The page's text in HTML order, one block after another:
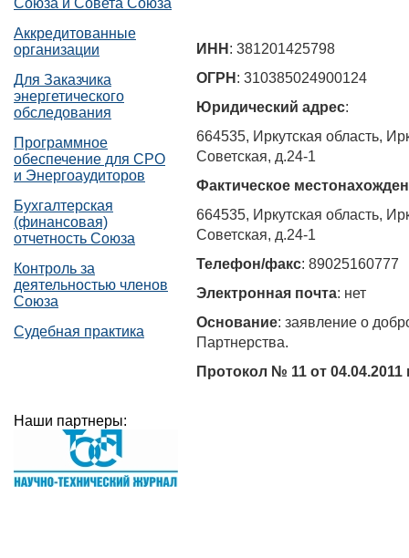
Союза и Совета Союза
Аккредитованные
организации
Для Заказчика
энергетического
обследования
Программное
обеспечение для СРО
и Энергоаудиторов
Бухгалтерская
(финансовая)
отчетность Союза
Контроль за
деятельностью членов
Союза
Судебная практика
Наши партнеры:
ИНН: 381201425798
ОГРН: 310385024900124
Юридический адрес:
664535, Иркутская область,
Советская, д.24-1
Фактическое
664535, Иркутская область,
Советская, д.24-1
Телефон/факс: 89025160777
Электронная почта: нет
Основание: заявление о
Партнерства.
Протокол № 11 от 04.04.2011